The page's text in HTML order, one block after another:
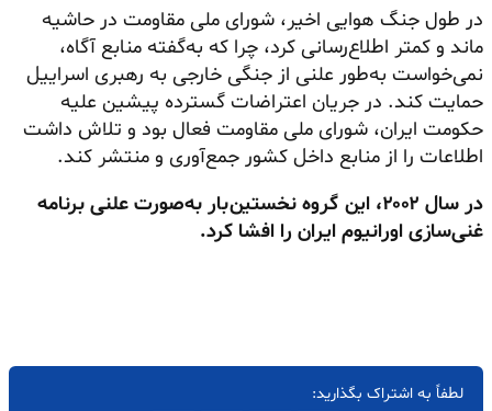
در طول جنگ هوایی اخیر، شورای ملی مقاومت در حاشیه
ماند و کمتر اطلاع‌رسانی کرد، چرا که به‌گفته منابع آگاه،
نمی‌خواست به‌طور علنی از جنگی خارجی به رهبری اسراییل
حمایت کند. در جریان اعتراضات گسترده پیشین علیه
حکومت ایران، شورای ملی مقاومت فعال بود و تلاش داشت
اطلاعات را از منابع داخل کشور جمع‌آوری و منتشر کند.
در سال ۲۰۰۲، این گروه نخستین‌بار به‌صورت علنی برنامه
غنی‌سازی اورانیوم ایران را افشا کرد.
لطفاً به اشتراک بگذارید: